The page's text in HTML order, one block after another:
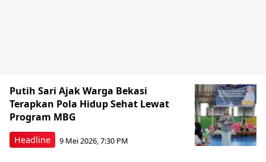
Headline
Putih Sari Ajak Warga Bekasi
Terapkan Pola Hidup Sehat Lewat
Program MBG
9 Mei 2026, 7:30 PM